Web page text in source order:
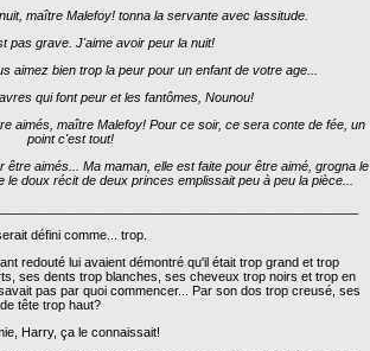
maître Malefoy! tonna la servante avec lassitude.
pas grave. J'aime avoir peur la nuit!
aimez bien trop la peur pour un enfant de votre age...
qui font peur et les fantômes, Nounou!
aimés, maître Malefoy! Pour ce soir, ce sera conte de fée, un
point c'est tout!
aimés... Ma maman, elle est faite pour être aimé, grogna le
doux récit de deux princes emplissait peu à peu la pièce...
défini comme... trop.
redouté lui avaient démontré qu'il était trop grand et trop
ses dents trop blanches, ses cheveux trop noirs et trop en
pas par quoi commencer... Par son dos trop creusé, ses
tête trop haut?
Harry, ça le connaissait!